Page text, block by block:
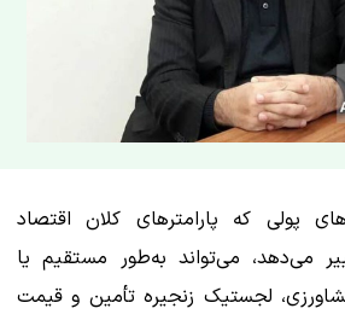
پولی که پارامترهای کلان اقتصاد
می‌دهد، می‌تواند به‌طور مستقیم یا
لجستیک زنجیره تأمین و قیمت